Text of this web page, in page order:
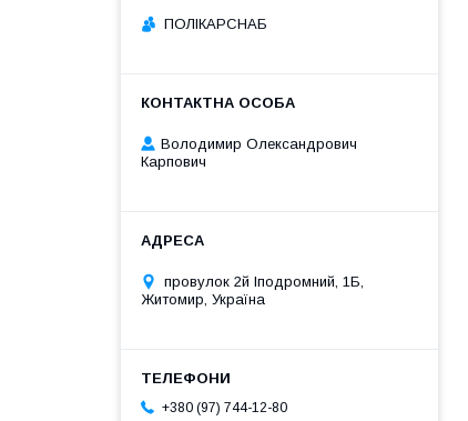
ПОЛІКАРСНАБ
Володимир Олександрович
Карпович
провулок 2й Іподромний, 1Б,
Житомир, Україна
+380 (97) 744-12-80